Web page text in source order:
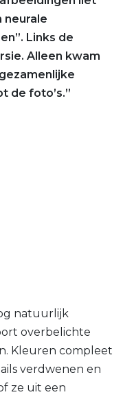
neurale
Links de
Alleen kwam
de foto’s.”
natuurlijk
overbelichte
Kleuren compleet
verdwenen en
ze uit een